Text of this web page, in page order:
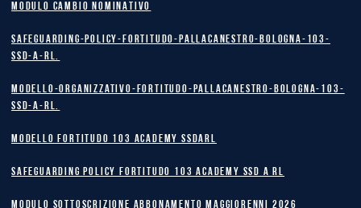
MODULO CAMBIO NOMINATIVO
safeguarding-policy-Fortitudo-Pallacanestro-Bologna-103-
SSD-A-RL.
Modello-Organizzativo-Fortitudo-Pallacanestro-Bologna-103-
SSD-A-RL.
MODELLO FORTITUDO 103 ACADEMY SSDARL
safeguarding policy Fortitudo 103 Academy SSD A RL
MODULO SOTTOSCRIZIONE ABBONAMENTO MAGGIORENNI 2026